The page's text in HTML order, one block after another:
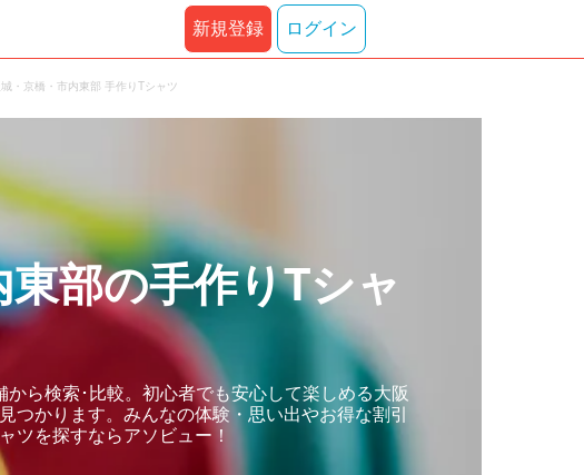
新規登録 ログイン
・京橋・市内東部 手作りTシャツ
部の手作りTシャ
ら検索･比較。初心者でも安心して楽しめる大阪
つかります。みんなの体験・思い出やお得な割引
ツを探すならアソビュー！